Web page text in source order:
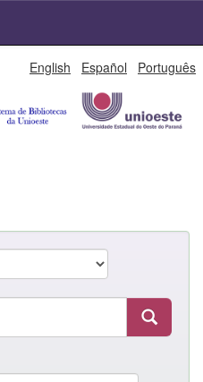
English Español Português